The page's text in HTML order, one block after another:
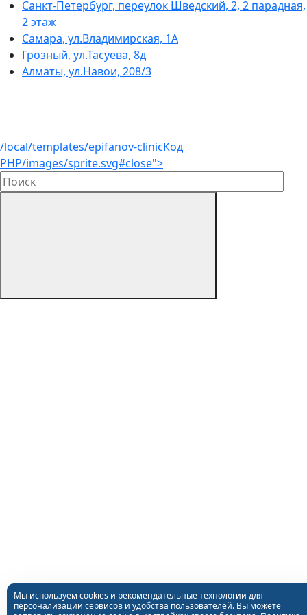
Санкт-Петербург, переулок Шведский, 2, 2 парадная,
2 этаж
Самара, ул.Владимирская, 1А
Грозный, ул.Тасуева, 8д
Алматы, ул.Навои, 208/3
/local/templates/epifanov-clinicКод
PHP/images/sprite.svg#close">
Мы используем cookies и рекомендательные технологии для
персонализации сервисов и удобства пользователей. Вы можете